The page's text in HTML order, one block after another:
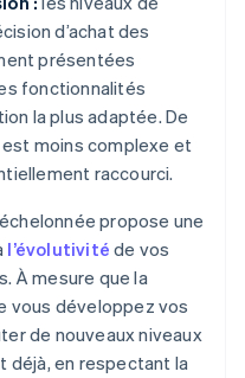
d’achat des
présentées
fonctionnalités
la plus adaptée. De
moins complexe et
raccourci.
propose une
l’évolutivité de vos
À mesure que la
vous développez vos
de nouveaux niveaux
déjà, en respectant la